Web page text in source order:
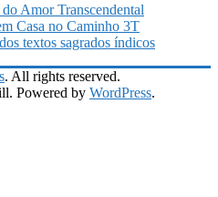
Amor Transcendental
Casa no Caminho 3T
textos sagrados índicos
. All rights reserved.
Powered by WordPress.